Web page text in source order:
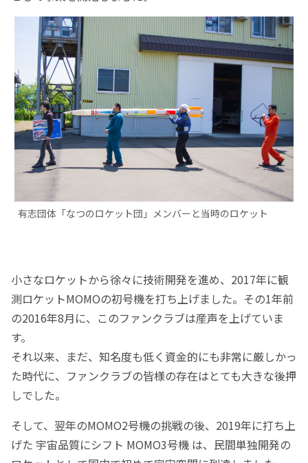
有志団体「なつのロケット団」メンバーと当時のロケット
小さなロケットから徐々に技術開発を進め、2017年に観
測ロケットMOMOの初号機を打ち上げました。その1年前
の2016年8月に、このファンクラブは産声を上げていま
す。
それ以来、まだ、知名度も低く資金的にも非常に厳しかっ
た時代に、ファンクラブの皆様の存在はとても大きな後押
しでした。
そして、翌年のMOMO2号機の挑戦の後、2019年に打ち上
げた 宇宙品質にシフト MOMO3号機 は、民間単独開発の